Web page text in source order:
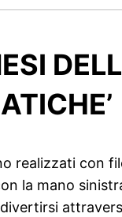
realizzati con
la mano